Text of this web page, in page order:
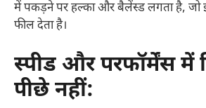
में पकड़ने पर हल्का और बैलेंस्ड लगता है, जो
फील देता है।
स्पीड और परफॉर्मेंस में
पीछे नहीं: